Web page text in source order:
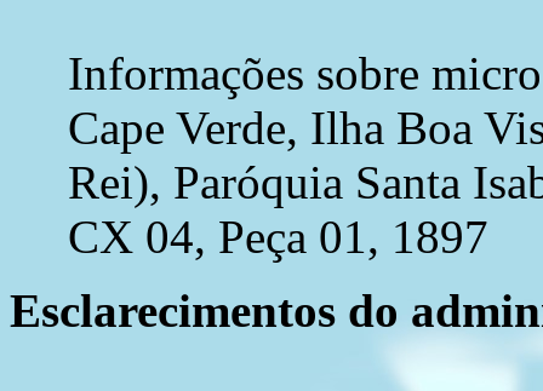
Informações sobre
Cape Verde, Ilha Boa
Rei), Paróquia Santa
CX 04, Peça 01, 1897
Esclarecimentos do